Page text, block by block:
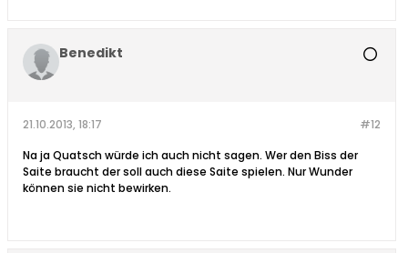
Benedikt
#12
21.10.2013, 18:17
Na ja Quatsch würde ich auch nicht sagen. Wer den Biss der
Saite braucht der soll auch diese Saite spielen. Nur Wunder
können sie nicht bewirken.